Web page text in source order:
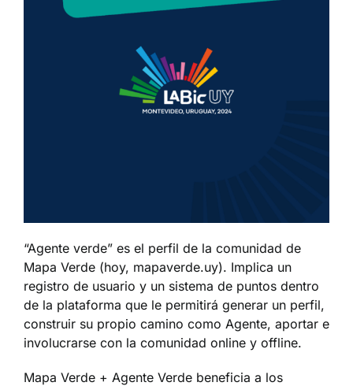
“Agente verde” es el perfil de la comunidad de
Mapa Verde (hoy, mapaverde.uy). Implica un
registro de usuario y un sistema de puntos dentro
de la plataforma que le permitirá generar un perfil,
construir su propio camino como Agente, aportar e
involucrarse con la comunidad online y offline.
Mapa Verde + Agente Verde beneficia a los